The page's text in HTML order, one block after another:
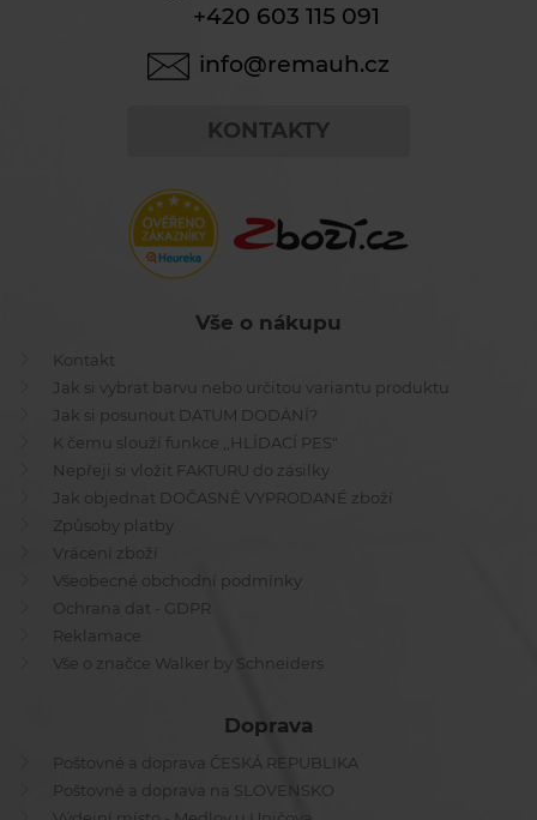
+420 603 115 091
info@remauh.cz
KONTAKTY
Vše o nákupu
Kontakt
Jak si vybrat barvu nebo určitou variantu produktu
Jak si posunout DATUM DODÁNÍ?
K čemu slouží funkce ,,HLÍDACÍ PES"
Nepřeji si vložit FAKTURU do zásilky
Jak objednat DOČASNĚ VYPRODANÉ zboží
Způsoby platby
Vrácení zboží
Všeobecné obchodní podmínky
Ochrana dat - GDPR
Reklamace
Vše o značce Walker by Schneiders
Doprava
Poštovné a doprava ČESKÁ REPUBLIKA
Poštovné a doprava na SLOVENSKO